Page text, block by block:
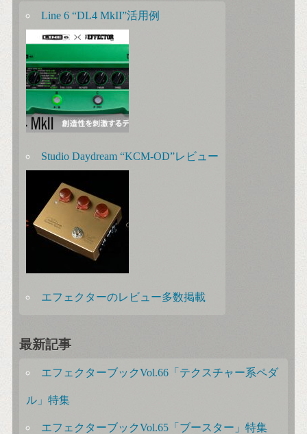
Line 6 “DL4 MkII”活用例
Studio Daydream “KCM-OD”レビュー
エフェクターのレビュー多数掲載
最新記事
エフェクターブックVol.66「テクスチャー系ペダ
ル」特集
エフェクターブックVol.65「ブースター」特集